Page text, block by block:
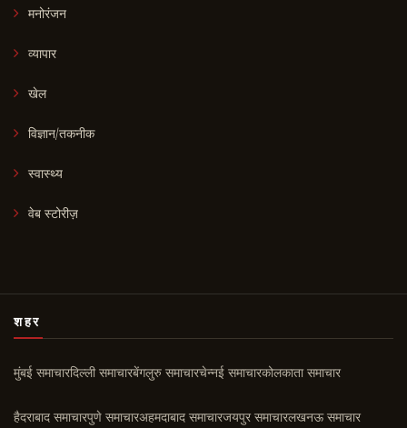
मनोरंजन
व्यापार
खेल
विज्ञान/तकनीक
स्वास्थ्य
वेब स्टोरीज़
शहर
मुंबई समाचारदिल्ली समाचारबेंगलुरु समाचारचेन्नई समाचारकोलकाता समाचार
हैदराबाद समाचारपुणे समाचारअहमदाबाद समाचारजयपुर समाचारलखनऊ समाचार